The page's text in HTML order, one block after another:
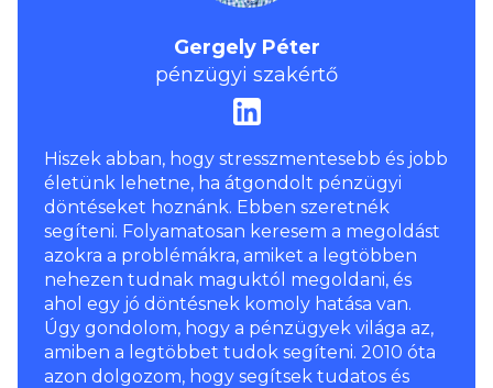
Gergely Péter
pénzügyi szakértő
Hiszek abban, hogy stresszmentesebb és jobb
életünk lehetne, ha átgondolt pénzügyi
döntéseket hoznánk. Ebben szeretnék
segíteni. Folyamatosan keresem a megoldást
azokra a problémákra, amiket a legtöbben
nehezen tudnak maguktól megoldani, és
ahol egy jó döntésnek komoly hatása van.
Úgy gondolom, hogy a pénzügyek világa az,
amiben a legtöbbet tudok segíteni. 2010 óta
azon dolgozom, hogy segítsek tudatos és